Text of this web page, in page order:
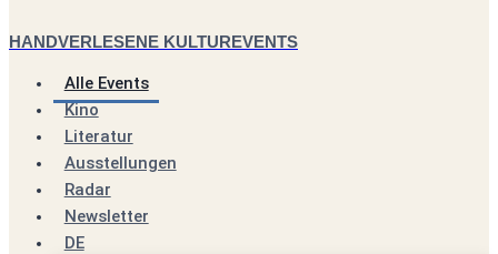
HANDVERLESENE KULTUREVENTS
Alle Events
Kino
Literatur
Ausstellungen
Radar
Newsletter
DE